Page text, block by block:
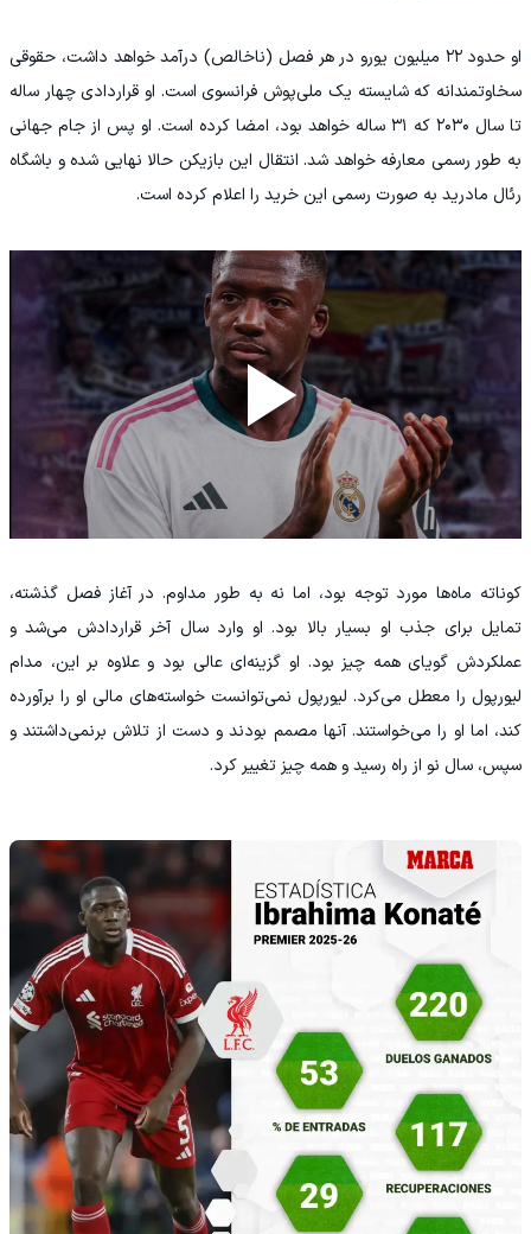
او حدود ۲۲ میلیون یورو در هر فصل (ناخالص) درآمد خواهد داشت، حقوقی
سخاوتمندانه که شایسته یک ملی‌پوش فرانسوی است. او قراردادی چهار ساله
تا سال ۲۰۳۰ که ۳۱ ساله خواهد بود، امضا کرده است. او پس از جام جهانی
به طور رسمی معارفه خواهد شد. انتقال این بازیکن حالا نهایی شده و باشگاه
رئال مادرید به صورت رسمی این خرید را اعلام کرده است.
کوناته ماه‌ها مورد توجه بود، اما نه به طور مداوم. در آغاز فصل گذشته،
تمایل برای جذب او بسیار بالا بود. او وارد سال آخر قراردادش می‌شد و
عملکردش گویای همه چیز بود. او گزینه‌ای عالی بود و علاوه بر این، مدام
لیورپول را معطل می‌کرد. لیورپول نمی‌توانست خواسته‌های مالی او را برآورده
کند، اما او را می‌خواستند. آنها مصمم بودند و دست از تلاش برنمی‌داشتند و
سپس، سال نو از راه رسید و همه چیز تغییر کرد.